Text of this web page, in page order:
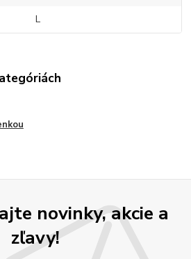
L
novinky, akcie a
zľavy!